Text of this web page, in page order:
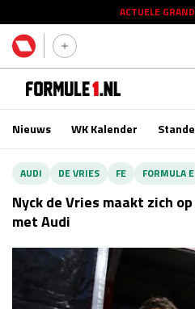
ACTUELE
Race
GP AZERBEIDZJAN 2026
Nieuws WK Kalender
AUDI DE VRIES FE FORMULA E
Nyck de Vries maakt zich
met Audi